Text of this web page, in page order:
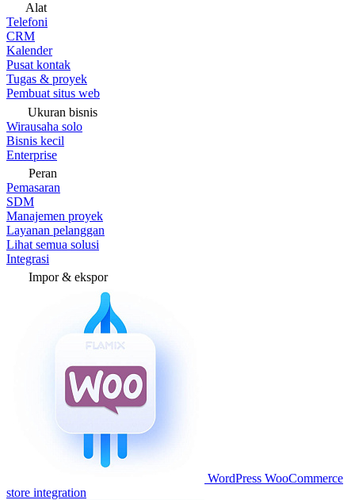
Alat
Telefoni
CRM
Kalender
Pusat kontak
Tugas & proyek
Pembuat situs web
Ukuran bisnis
Wirausaha solo
Bisnis kecil
Enterprise
Peran
Pemasaran
SDM
Manajemen proyek
Layanan pelanggan
Lihat semua solusi
Integrasi
Impor & ekspor
WordPress WooCommerce
store integration